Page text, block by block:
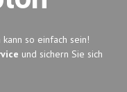
so einfach sein!
und sichern Sie sich